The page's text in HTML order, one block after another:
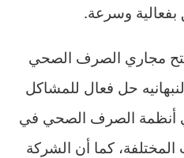
بفعالية وسرعة.
مجاري الصرف الصحي
حل فعال للمشاكل
أنظمة الصرف الصحي في
المختلفة، كما أن الشركة